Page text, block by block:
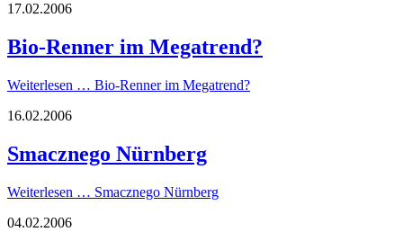
17.02.2006
Bio-Renner im Megatrend?
Weiterlesen … Bio-Renner im Megatrend?
16.02.2006
Smacznego Nürnberg
Weiterlesen … Smacznego Nürnberg
04.02.2006